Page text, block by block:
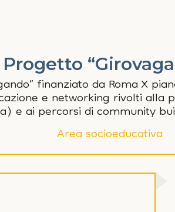
Progetto
finanziato da Roma X
e networking rivolti alla
e ai percorsi di community
Area socioeducativa